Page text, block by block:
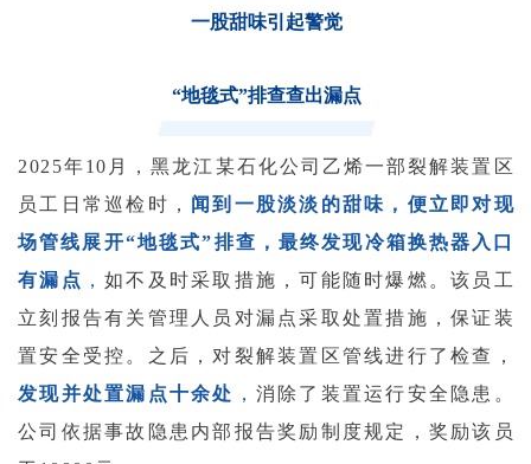
一股甜味引起警觉
“地毯式”排查查出漏点
2025年10月，黑龙江某石化公司乙烯一部裂解装置区
员工日常巡检时， 闻到一股淡淡的甜味，便立即对现
场管线展开“地毯式”排查，最终发现冷箱换热器入口
有漏点 ， 如不及时采取措施，可能随时爆燃。 该员工
立刻报告有关管理人员对漏点采取处置措施，保证装
置安全受控。之后，对裂解装置区管线进行了检查，
发现并处置漏点十余处 ， 消除了装置运行安全隐患。
公司依据事故隐患内部报告奖励制度规定，奖励该员